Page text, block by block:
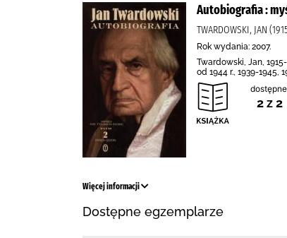
Autobiografia :
TWARDOWSKI, JAN
Rok wydania: 2007.
Twardowski, Jan,
od 1944 r., 1939-1945,
2 z 2
Więcej informacji
Dostępne egzemplarze